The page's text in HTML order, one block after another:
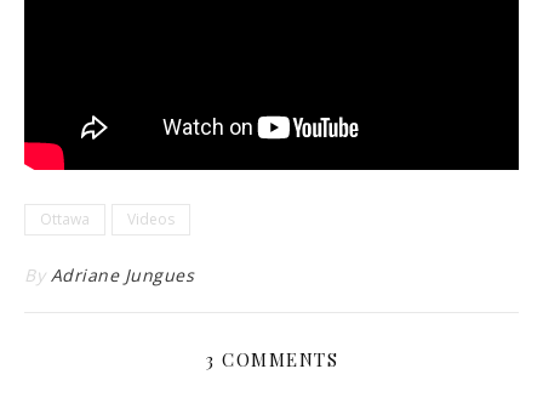
Ottawa Videos
By Adriane Jungues
3 COMMENTS